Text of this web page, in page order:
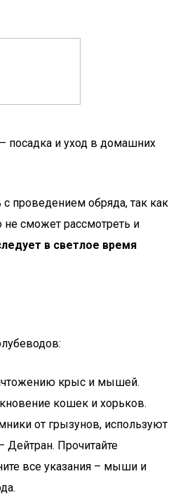
посадка и уход в домашних
проведением обряда, так как
не сможет рассмотреть и
в светлое время
крыс и мышей.
кошек и хорьков.
от грызунов, используют
Дейтран. Прочитайте
все указания – мыши и